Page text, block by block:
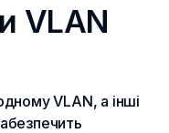
VLAN
VLAN, а інші